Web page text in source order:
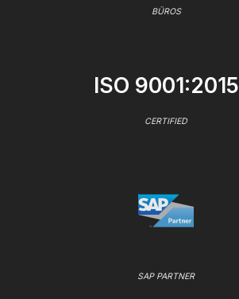
BÜROS
ISO 9001:2015
CERTIFIED
SAP PARTNER